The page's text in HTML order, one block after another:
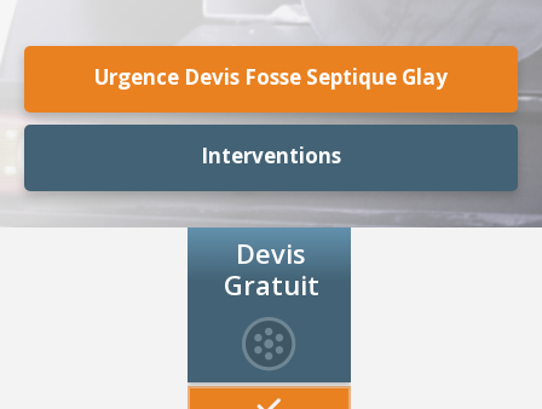
Urgence Devis Fosse Septique Glay
Interventions
Devis
Gratuit